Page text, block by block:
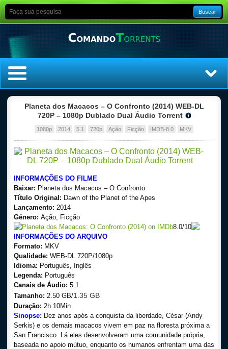
Buscar
Top Séries
Dublado
Planeta dos Macacos – O Confronto (2014) WEB-DL
720P – 1080p Dublado Dual Áudio Torrent
1080p 2014 5.1 720p Ação Ficção IMDB-8.0 MKV
INFORMAÇÕES DO FILME
Baixar: Planeta dos Macacos – O Confronto
Título Original: Dawn of the Planet of the Apes
Lançamento: 2014
Gênero: Ação, Ficção
8.0/10
INFORMAÇÕES DO ARQUIVO
Formato: MKV
Qualidade: WEB-DL 720P/1080p
Idioma: Português, Inglês
Legenda: Português
Canais de Áudio: 5.1
Tamanho: 2.50 GB/1.35 GB
Duração: 2h 10Min
Sinopse: Dez anos após a conquista da liberdade, César (Andy
Serkis) e os demais macacos vivem em paz na floresta próxima a
San Francisco. Lá eles desenvolveram uma comunidade própria,
baseada no apoio mútuo, enquanto os humanos enfrentam uma das